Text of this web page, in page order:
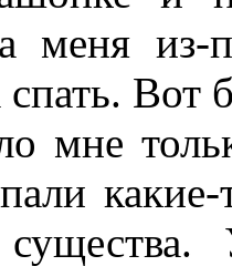
меня
спать. Вот
мне